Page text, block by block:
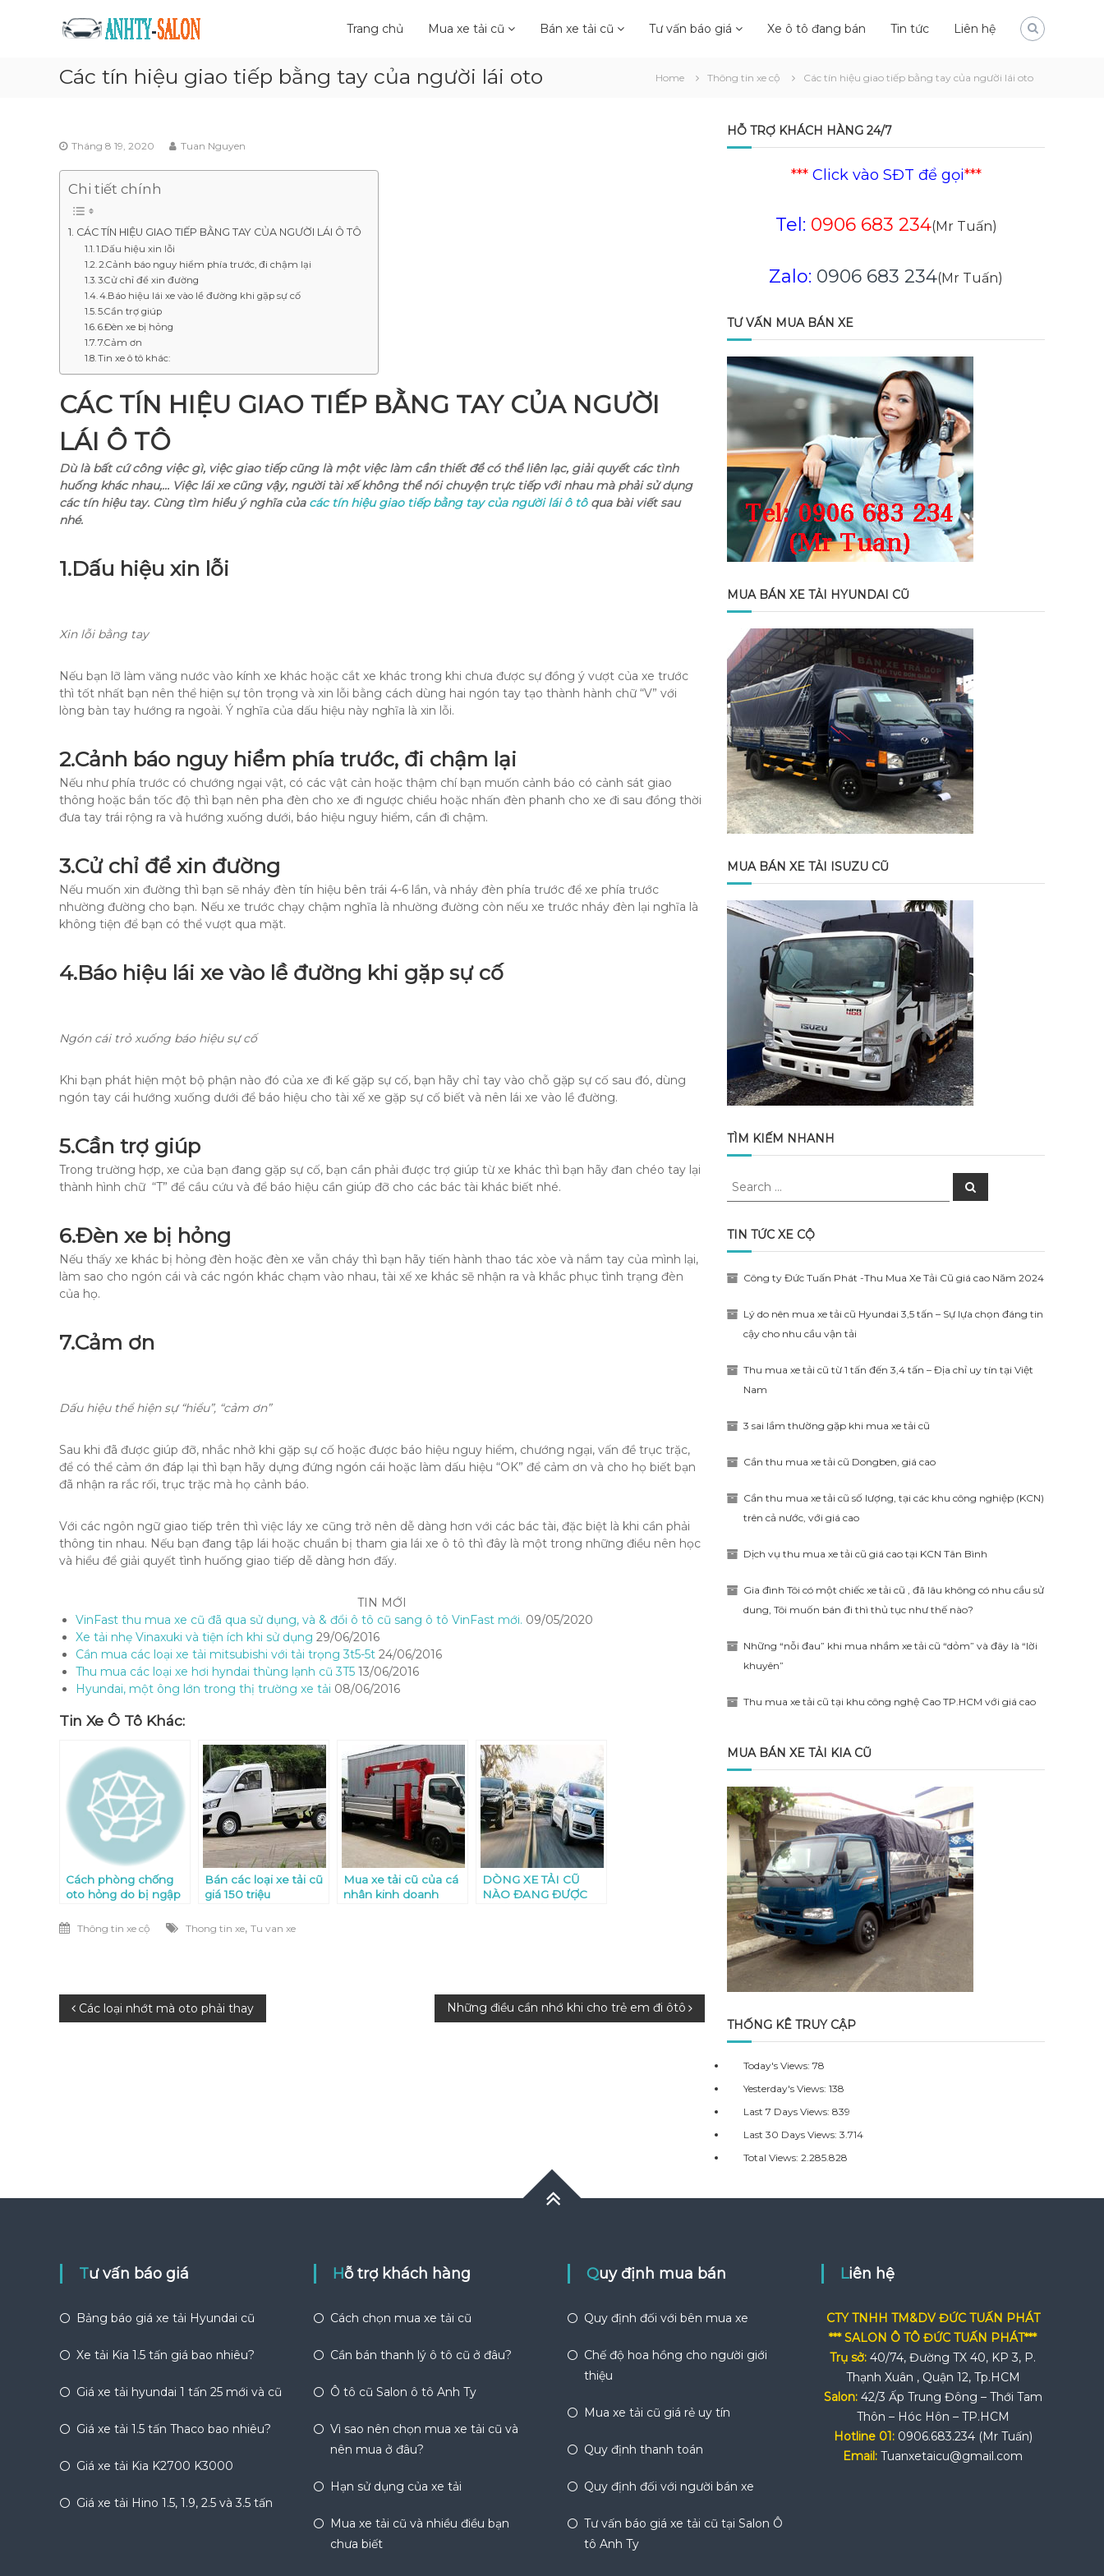
Mua
bán
tải
và
nhanh
chóng
Trang chủ Mua xe tải cũ Bán xe tải cũ Tư vấn báo giá Xe ô tô đang bán Tin tức Liên hệ
Các tín hiệu giao tiếp bằng tay của người lái oto Home Thông tin xe cộ Các tín hiệu giao tiếp bằng tay của người lái oto
Tháng 8 19, 2020 Tuan Nguyen
Chi tiết chính
CÁC TÍN HIỆU GIAO TIẾP BẰNG TAY CỦA NGƯỜI LÁI Ô TÔ
1.Dấu hiệu xin lỗi
2.Cảnh báo nguy hiểm phía trước, đi chậm lại
3.Cử chỉ để xin đường
4.Báo hiệu lái xe vào lề đường khi gặp sự cố
5.Cần trợ giúp
6.Đèn xe bị hỏng
7.Cảm ơn
Tin xe ô tô khác:
CÁC TÍN HIỆU GIAO TIẾP BẰNG TAY CỦA NGƯỜI
LÁI Ô TÔ
Dù là bất cứ công việc gì, việc giao tiếp cũng là một việc làm cần thiết để có thể liên lạc, giải quyết các tình
huống khác nhau,… Việc lái xe cũng vậy, người tài xế không thể nói chuyện trực tiếp với nhau mà phải sử dụng
các tín hiệu tay. Cùng tìm hiểu ý nghĩa của các tín hiệu giao tiếp bằng tay của người lái ô tôqua bài viết sau
nhé.
1.Dấu hiệu xin lỗi
Xin lỗi bằng tay
Nếu bạn lỡ làm văng nước vào kính xe khác hoặc cắt xe khác trong khi chưa được sự đồng ý vượt của xe trước
thì tốt nhất bạn nên thể hiện sự tôn trọng và xin lỗi bằng cách dùng hai ngón tay tạo thành hành chữ “V” với
lòng bàn tay hướng ra ngoài. Ý nghĩa của dấu hiệu này nghĩa là xin lỗi.
2.Cảnh báo nguy hiểm phía trước, đi chậm lại
Nếu như phía trước có chướng ngại vật, có các vật cản hoặc thậm chí bạn muốn cảnh báo có cảnh sát giao
thông hoặc bắn tốc độ thì bạn nên pha đèn cho xe đi ngược chiều hoặc nhấn đèn phanh cho xe đi sau đồng thời
đưa tay trái rộng ra và hướng xuống dưới, báo hiệu nguy hiểm, cần đi chậm.
3.Cử chỉ để xin đường
Nếu muốn xin đường thì bạn sẽ nháy đèn tín hiệu bên trái 4-6 lần, và nháy đèn phía trước để xe phía trước
nhường đường cho bạn. Nếu xe trước chạy chậm nghĩa là nhường đường còn nếu xe trước nháy đèn lại nghĩa là
không tiện để bạn có thể vượt qua mặt.
4.Báo hiệu lái xe vào lề đường khi gặp sự cố
Ngón cái trỏ xuống báo hiệu sự cố
Khi bạn phát hiện một bộ phận nào đó của xe đi kế gặp sự cố, bạn hãy chỉ tay vào chỗ gặp sự cố sau đó, dùng
ngón tay cái hướng xuống dưới để báo hiệu cho tài xế xe gặp sự cố biết và nên lái xe vào lề đường.
5.Cần trợ giúp
Trong trường hợp, xe của bạn đang gặp sự cố, bạn cần phải được trợ giúp từ xe khác thì bạn hãy đan chéo tay lại
thành hình chữ “T” để cầu cứu và để báo hiệu cần giúp đỡ cho các bác tài khác biết nhé.
6.Đèn xe bị hỏng
Nếu thấy xe khác bị hỏng đèn hoặc đèn xe vẫn cháy thì bạn hãy tiến hành thao tác xòe và nắm tay của mình lại,
làm sao cho ngón cái và các ngón khác chạm vào nhau, tài xế xe khác sẽ nhận ra và khắc phục tình trạng đèn
của họ.
7.Cảm ơn
Dấu hiệu thể hiện sự “hiểu”, “cảm ơn”
Sau khi đã được giúp đỡ, nhắc nhở khi gặp sự cố hoặc được báo hiệu nguy hiểm, chướng ngại, vấn đề trục trặc,
để có thể cảm ớn đáp lại thì bạn hãy dựng đứng ngón cái hoặc làm dấu hiệu “OK” để cảm ơn và cho họ biết bạn
đã nhận ra rắc rối, trục trặc mà họ cảnh báo.
Với các ngôn ngữ giao tiếp trên thì việc láy xe cũng trở nên dễ dàng hơn với các bác tài, đặc biệt là khi cần phải
thông tin nhau. Nếu bạn đang tập lái hoặc chuẩn bị tham gia lái xe ô tô thì đây là một trong những điều nên học
và hiểu để giải quyết tình huống giao tiếp dễ dàng hơn đấy.
TIN MỚI
VinFast thu mua xe cũ đã qua sử dụng, và & đổi ô tô cũ sang ô tô VinFast mới. 09/05/2020
Xe tải nhẹ Vinaxuki và tiện ích khi sử dụng 29/06/2016
Cần mua các loại xe tải mitsubishi với tải trọng 3t5-5t 24/06/2016
Thu mua các loại xe hơi hyndai thùng lạnh cũ 3T5 13/06/2016
Hyundai, một ông lớn trong thị trường xe tải 08/06/2016
Tin Xe Ô Tô Khác:
Cách phòng chống
oto hỏng do bị ngập
Bán các loại xe tải cũ
giá 150 triệu
Mua xe tải cũ của cá
nhân kinh doanh
DÒNG XE TẢI CŨ
NÀO ĐANG ĐƯỢC
Thông tin xe cộ Thong tin xe, Tu van xe
Điều
Các loại nhớt mà oto phải thay Những điều cần nhớ khi cho trẻ em đi ôtô
HỖ TRỢ KHÁCH HÀNG 24/7
***Click vào SĐT để gọi***
Tel: 0906 683 234(Mr Tuấn)
Zalo: 0906 683 234(Mr Tuấn)
TƯ VẤN MUA BÁN XE
MUA BÁN XE TẢI HYUNDAI CŨ
MUA BÁN XE TẢI ISUZU CŨ
TÌM KIẾM NHANH
Search
Search
TIN TỨC XE CỘ
Công ty Đức Tuấn Phát -Thu Mua Xe Tải Cũ giá cao Năm 2024
Lý do nên mua xe tải cũ Hyundai 3,5 tấn – Sự lựa chọn đáng tin
cậy cho nhu cầu vận tải
Thu mua xe tải cũ từ 1 tấn đến 3,4 tấn – Địa chỉ uy tín tại Việt
Nam
3 sai lầm thường gặp khi mua xe tải cũ
Cần thu mua xe tải cũ Dongben, giá cao
Cần thu mua xe tải cũ số lượng, tại các khu công nghiệp (KCN)
trên cả nước, với giá cao
Dịch vụ thu mua xe tải cũ giá cao tại KCN Tân Bình
Gia đình Tôi có một chiếc xe tải cũ , đã lâu không có nhu cầu sử
dung, Tôi muốn bán đi thì thủ tục như thế nào?
Những “nỗi đau” khi mua nhầm xe tải cũ “dỏm” và đây là “lời
khuyên”
Thu mua xe tải cũ tại khu công nghệ Cao TP.HCM với giá cao
MUA BÁN XE TẢI KIA CŨ
THỐNG KÊ TRUY CẬP
Today's Views:78
Yesterday's Views:138
Last 7 Days Views:839
Last 30 Days Views:3.714
Total Views:2.285.828
Tư vấn báo giá
Bảng báo giá xe tải Hyundai cũ
Xe tải Kia 1.5 tấn giá bao nhiêu?
Giá xe tải hyundai 1 tấn 25 mới và cũ
Giá xe tải 1.5 tấn Thaco bao nhiêu?
Giá xe tải Kia K2700 K3000
Giá xe tải Hino 1.5, 1.9, 2.5 và 3.5 tấn
Hỗ trợ khách hàng
Cách chọn mua xe tải cũ
Cần bán thanh lý ô tô cũ ở đâu?
Ô tô cũ Salon ô tô Anh Ty
Vì sao nên chọn mua xe tải cũ và
nên mua ở đâu?
Hạn sử dụng của xe tải
Mua xe tải cũ và nhiều điều bạn
chưa biết
Quy định mua bán
Quy định đối với bên mua xe
Chế độ hoa hồng cho người giới
thiệu
Mua xe tải cũ giá rẻ uy tín
Quy định thanh toán
Quy định đối với người bán xe
Tư vấn báo giá xe tải cũ tại Salon Ô
tô Anh Ty
Liên hệ
CTY TNHH TM&DV ĐỨC TUẤN PHÁT
*** SALON Ô TÔ ĐỨC TUẤN PHÁT***
Trụ sở: 40/74, Đường TX 40, KP 3, P.
Thạnh Xuân , Quận 12, Tp.HCM
Salon: 42/3 Ấp Trung Đông – Thới Tam
Thôn – Hóc Hôn – TP.HCM
Hotline 01: 0906.683.234 (Mr Tuấn)
Email: Tuanxetaicu@gmail.com